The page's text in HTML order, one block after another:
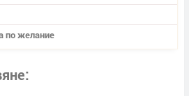
по желание